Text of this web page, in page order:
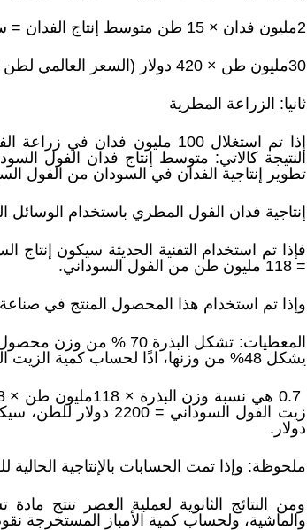
2مليون فدان × 15 طن متوسط إنتاج الفدان = سيكون الإنتاج الكلي للبطاطس هو30 مليون طن.
30مليون طن × 420 دولار (السعر العالمي لطن البطاطس) = النتيجة 12.6 مليار دولار.
ثانيا: الزراعة المطرية
تطوير إنتاجية الفدان في السودان من الفول
إنتاجية فدان الفول المطري باستخدام الوسائل التقليدية
= 118 مليون طن من الفول السوداني.
وإذا تم استخدام هذا المحصول المنتج في
يشكل 48% من وزنها، اذًا لحساب كمية الزيت المنتجة سنقوم بالحسابات التالية:
دولار.
ملحوظة: وإذا تمت الحسابات بالإنتاجية الحالية
ومن النتائج الثانوية لعملية العصر تنتج
والماشية، ولحساب كمية الأمباز المستخرجة نقوم